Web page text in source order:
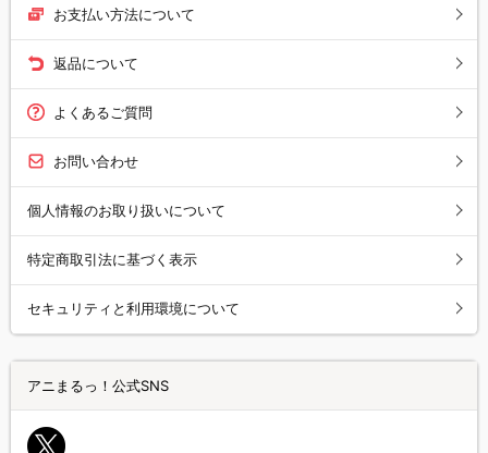
お支払い方法について
返品について
よくあるご質問
お問い合わせ
個人情報のお取り扱いについて
特定商取引法に基づく表示
セキュリティと利用環境について
アニまるっ！公式SNS